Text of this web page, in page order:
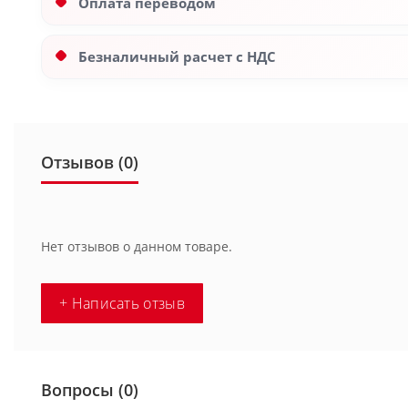
Безналичный расчет с НДС
Отзывов (0)
Нет отзывов о данном товаре.
+ Написать отзыв
Вопросы (0)